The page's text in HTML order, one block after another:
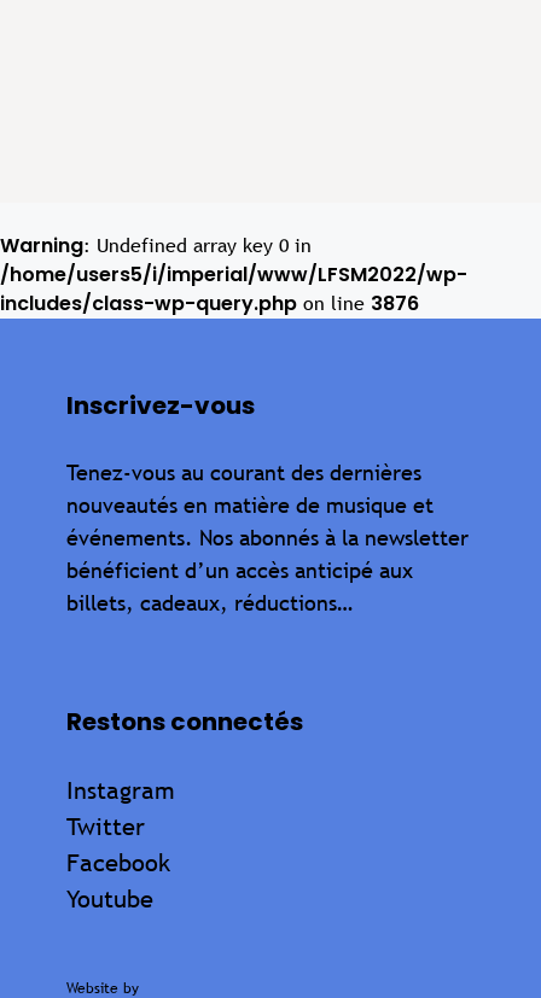
Warning: Undefined array key 0 in
/home/users5/i/imperial/www/LFSM2022/wp-
includes/class-wp-query.php on line 3876
Inscrivez-vous
Tenez-vous au courant des dernières
nouveautés en matière de musique et
événements. Nos abonnés à la newsletter
bénéficient d’un accès anticipé aux
billets, cadeaux, réductions…
Restons connectés
Instagram
Twitter
Facebook
Youtube
Website by